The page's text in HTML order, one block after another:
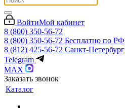
ВойтиМой кабинет
8 (800) 350-56-72
8 (800) 350-56-72 Бесплатно по РФ
8 (812) 425-56-72 Санкт-Петербург
Telegram
MAX
Заказать звонок
Каталог